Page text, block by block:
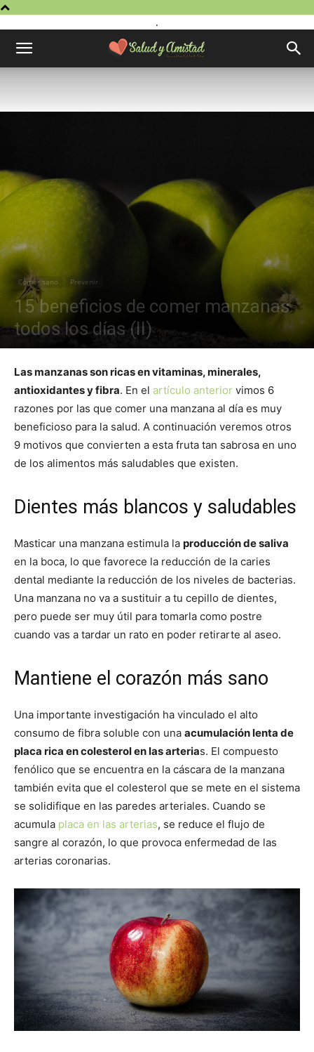
.
Comer sano Prevenir
15 beneficios de comer manzanas
todos los días (II)
Las manzanas son ricas en vitaminas, minerales,
antioxidantes y fibra. En el artículo anterior vimos 6
razones por las que comer una manzana al día es muy
beneficioso para la salud. A continuación veremos otros
9 motivos que convierten a esta fruta tan sabrosa en uno
de los alimentos más saludables que existen.
Dientes más blancos y saludables
Masticar una manzana estimula la producción de saliva
en la boca, lo que favorece la reducción de la caries
dental mediante la reducción de los niveles de bacterias.
Una manzana no va a sustituir a tu cepillo de dientes,
pero puede ser muy útil para tomarla como postre
cuando vas a tardar un rato en poder retirarte al aseo.
Mantiene el corazón más sano
Una importante investigación ha vinculado el alto
consumo de fibra soluble con una acumulación lenta de
placa rica en colesterol en las arterias. El compuesto
fenólico que se encuentra en la cáscara de la manzana
también evita que el colesterol que se mete en el sistema
se solidifique en las paredes arteriales. Cuando se
acumula placa en las arterias, se reduce el flujo de
sangre al corazón, lo que provoca enfermedad de las
arterias coronarias.